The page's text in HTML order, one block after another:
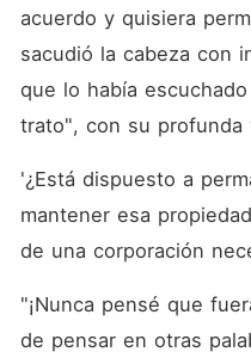
acuerdo y quisiera
sacudió la cabeza con
que lo había
trato", con su profunda
'¿Está dispuesto a
mantener esa
de una corporación
"¡Nunca pensé que
de pensar en otras